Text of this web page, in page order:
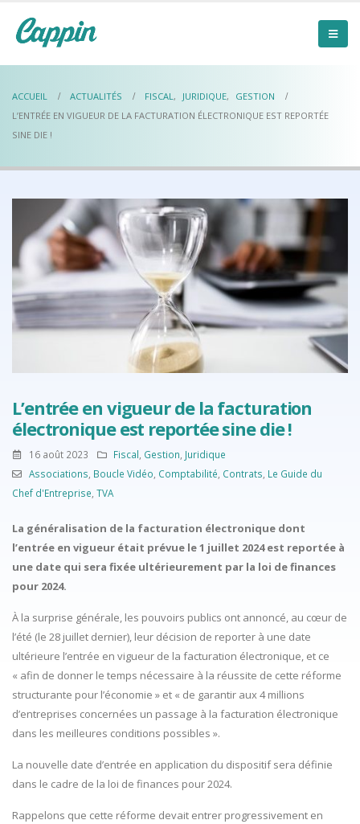
ACCUEIL ACTUALITÉS FISCAL, JURIDIQUE,
GESTION
L’ENTRÉE EN VIGUEUR DE LA FACTURATION ÉLECTRONIQUE EST REPORTÉE
SINE DIE !
L’entrée en vigueur de la facturation
électronique est reportée sine die !
16 août 2023 Fiscal Gestion Juridique
Associations Boucle Vidéo Comptabilité Contrats Le Guide du
Chef d'Entreprise TVA
La généralisation de la facturation électronique dont
l’entrée en vigueur était prévue le 1 juillet 2024 est reportée à
une date qui sera fixée ultérieurement par la loi de finances
pour 2024.
À la surprise générale, les pouvoirs publics ont annoncé, au cœur de
l’été (le 28 juillet dernier), leur décision de reporter à une date
ultérieure l’entrée en vigueur de la facturation électronique, et ce
« afin de donner le temps nécessaire à la réussite de cette réforme
structurante pour l’économie » et « de garantir aux 4 millions
d’entreprises concernées un passage à la facturation électronique
dans les meilleures conditions possibles ».
La nouvelle date d’entrée en application du dispositif sera définie
dans le cadre de la loi de finances pour 2024.
Rappelons que cette réforme devait entrer progressivement en